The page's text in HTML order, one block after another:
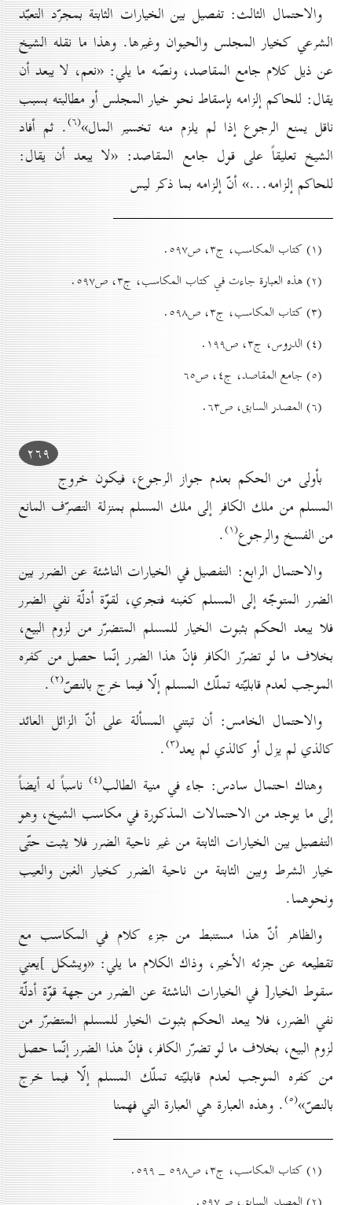
والاحتمال الثالث: تفصيل بين الخيارات الثابتة بمجرّد التعبّد
الشرعي كخيار المجلس والحيوان وغيرها. وهذا ما نقله الشيخ
عن ذيل كلام جامع المقاصد، ونصّه ما يلي: «نعم، لا يبعد أن
يقال: للحاكم إلزامه بإسقاط نحو خيار المجلس أو مطالبته بسبب
ناقل يمنع الرجوع إذا لم يلزم منه تخسير المال»(٦) . ثم أفاد
الشيخ تعليقاً على قول جامع المقاصد: «لا يبعد أن يقال:
للحاكم إلزامه...» أنّ إلزامه بما ذكر ليس
(۱) کتاب المكاسب، ج۳، ص٥۹۷.
(۲) هذه العبارة جاءت في کتاب المكاسب، ج۳، ص٥۹۷.
(۳) کتاب المكاسب، ج۳، ص٥۹۸.
(٤) الدروس، ج۳، ص۱۹۹.
(٥) جامع المقاصد، ج٤، ص٦٥
(٦) المصدر السابق، ص٦۳.
۲٦۹
بأولى من الحكم بعدم جواز الرجوع، فيكون خروج
المسلم من ملك الكافر إلى ملك المسلم بمنزلة التصرّف المانع
من الفسخ والرجوع(۱) .
والاحتمال الرابع: التفصيل في الخيارات الناشئة عن الضرر بين
الضرر المتوجّه إلى المسلم كغبنه فتجري، لقوّة أدلّة نفي الضرر
فلا يبعد الحكم بثبوت الخيار للمسلم المتضرّر من لزوم البيع،
بخلاف ما لو تضرّر الكافر فإنّ هذا الضرر إنّما حصل من كفره
الموجب لعدم قابليّته تملّك المسلم إلّا فيما خرج بالنصّ(۲) .
والاحتمال الخامس: أن تبتني المسألة على أنّ الزائل العائد
كالذي لم يزل أو كالذي لم يعد(۳) .
وهناك احتمال سادس: جاء في منية الطالب(٤) ناسباً له أيضاً
إلى ما يوجد من الاحتمالات المذكورة في مكاسب الشيخ، وهو
التفصيل بين الخيارات الثابتة من غير ناحية الضرر فلا يثبت حتّى
خيار الشرط وبين الثابتة من ناحية الضرر كخيار الغبن والعيب
ونحوهما.
والظاهر أنّ هذا مستنبط من جزء كلام في المكاسب مع
تقطيعه عن جزئه الأخير، وذاك الكلام ما يلي: «ويشكل ]يعني
سقوط الخيار[ في الخيارات الناشئة عن الضرر من جهة قوّة أدلّة
نفي الضرر، فلا يبعد الحكم بثبوت الخيار للمسلم المتضرّر من
لزوم البيع، بخلاف ما لو تضرّر الكافر، فإنّ هذا الضرر إنّما حصل
من كفره الموجب لعدم قابليّته تملّك المسلم إلّا فيما خرج
بالنصّ»(٥) . وهذه العبارة هي العبارة التي فهمنا
(۱) کتاب المکاسب، ج۳، ص٥۹۸ _ ٥۹۹.